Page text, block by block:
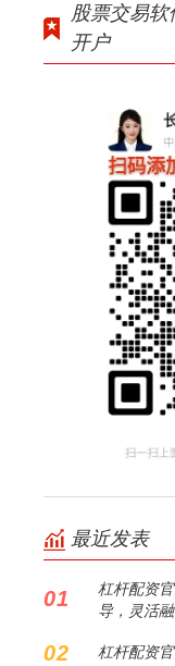
股票交易
开户
最近发表
01
杠杆配资
导，灵活
02 杠杆配资